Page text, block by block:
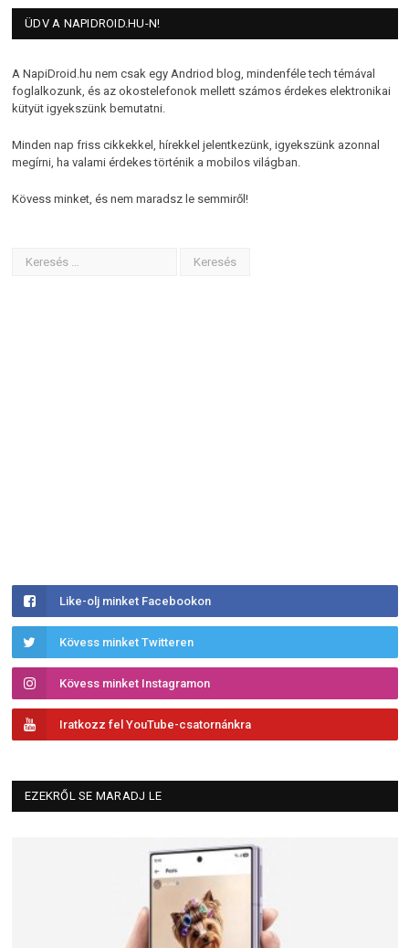
ÜDV A NAPIDROID.HU-N!
A NapiDroid.hu nem csak egy Andriod blog, mindenféle tech témával
foglalkozunk, és az okostelefonok mellett számos érdekes elektronikai
kütyüt igyekszünk bemutatni.
Minden nap friss cikkekkel, hírekkel jelentkezünk, igyekszünk azonnal
megírni, ha valami érdekes történik a mobilos világban.
Kövess minket, és nem maradsz le semmiről!
Like-olj minket Facebookon
Kövess minket Twitteren
Kövess minket Instagramon
Iratkozz fel YouTube-csatornánkra
EZEKRŐL SE MARADJ LE